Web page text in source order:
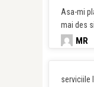
Asa-mi
mai des
MR
serviciile